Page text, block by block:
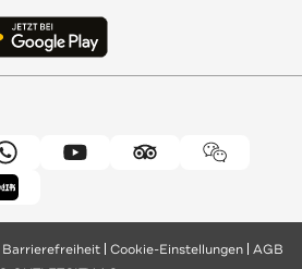
Barrierefreiheit Cookie-Einstellungen AGB